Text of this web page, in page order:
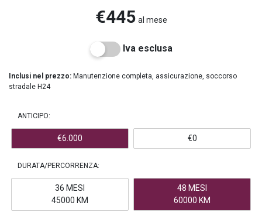
€445 al mese
Iva esclusa
Inclusi nel prezzo: Manutenzione completa, assicurazione, soccorso
stradale H24
ANTICIPO:
€6.000 €0
DURATA/PERCORRENZA:
36 MESI
45000 KM
48 MESI
60000 KM